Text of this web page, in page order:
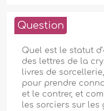
Question
Quel est le statut
des lettres de la
livres de
pour prendre
et le contrer, et
les sorciers sur les